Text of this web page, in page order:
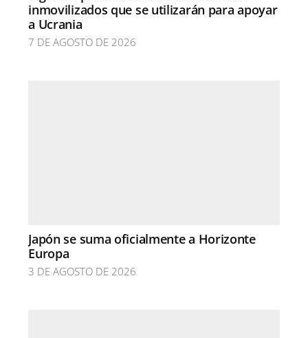
inmovilizados que se utilizarán para apoyar
a Ucrania
7 DE AGOSTO DE 2026
Japón se suma oficialmente a Horizonte
Europa
3 DE AGOSTO DE 2026